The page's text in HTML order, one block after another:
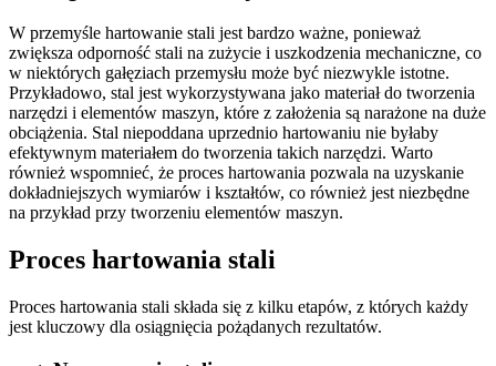
W przemyśle hartowanie stali jest bardzo ważne, ponieważ
zwiększa odporność stali na zużycie i uszkodzenia mechaniczne, co
w niektórych gałęziach przemysłu może być niezwykle istotne.
Przykładowo, stal jest wykorzystywana jako materiał do tworzenia
narzędzi i elementów maszyn, które z założenia są narażone na duże
obciążenia. Stal niepoddana uprzednio hartowaniu nie byłaby
efektywnym materiałem do tworzenia takich narzędzi. Warto
również wspomnieć, że proces hartowania pozwala na uzyskanie
dokładniejszych wymiarów i kształtów, co również jest niezbędne
na przykład przy tworzeniu elementów maszyn.
Proces hartowania stali
Proces hartowania stali składa się z kilku etapów, z których każdy
jest kluczowy dla osiągnięcia pożądanych rezultatów.